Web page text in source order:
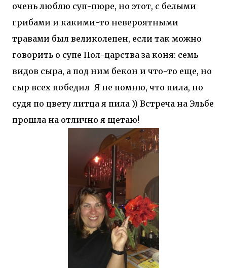
очень люблю суп-пюре, но этот, с белыми
грибами и какими-то невероятными
травами был великолепен, если так можно
говорить о супе Пол-царства за коня: семь
видов сыра, а под ним бекон и что-то еще, но
сыр всех победил Я не помню, что пила, но
судя по цвету литца я пила )) Встреча на Эльбе
прошла на отлично я щетаю!